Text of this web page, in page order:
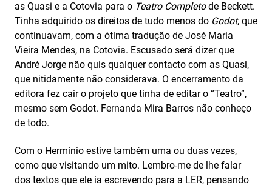
as Quasi e a Cotovia para o Teatro Completode Beckett.
Tinha adquirido os direitos de tudo menos do Godot, que
continuavam, com a ótima tradução de José Maria
Vieira Mendes, na Cotovia. Escusado será dizer que
André Jorge não quis qualquer contacto com as Quasi,
que nitidamente não considerava. O encerramento da
editora fez cair o projeto que tinha de editar o “Teatro”,
mesmo sem Godot. Fernanda Mira Barros não conheço
de todo.
Com o Hermínio estive também uma ou duas vezes,
como que visitando um mito. Lembro-me de lhe falar
dos textos que ele ia escrevendo para a LER, pensando